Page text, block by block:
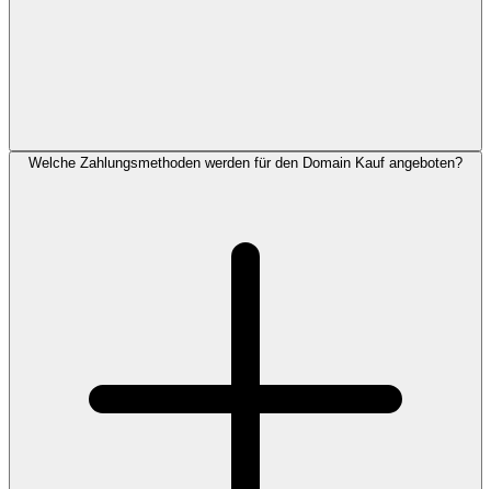
Welche Zahlungsmethoden werden für den Domain Kauf angeboten?